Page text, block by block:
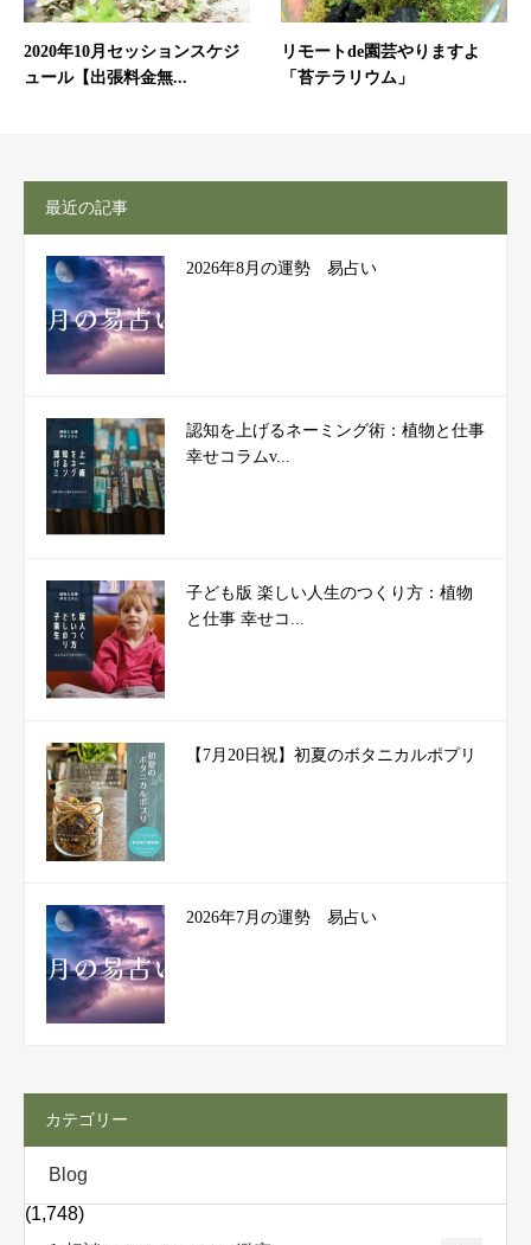
2020年10月セッションスケジ
ュール【出張料金無...
リモートde園芸やりますよ
「苔テラリウム」
最近の記事
2026年8月の運勢 易占い
認知を上げるネーミング術：植物と仕事
幸せコラムv...
子ども版 楽しい人生のつくり方：植物
と仕事 幸せコ...
【7月20日祝】初夏のボタニカルポプリ
2026年7月の運勢 易占い
カテゴリー
Blog
(1,748)